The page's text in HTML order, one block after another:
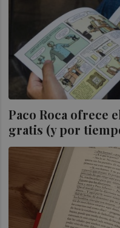
Paco Roca ofrece
gratis (y por